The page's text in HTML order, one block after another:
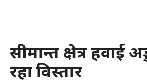
सीमान्त क्षेत्र हवाई
रहा विस्तार